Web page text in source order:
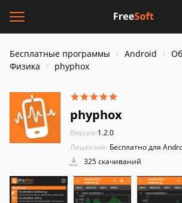
Бесплатные программы Android
Физика
phyphox
phyphox
Версия:1.2.0
Лицензия: Бесплатно для
325 скачиваний